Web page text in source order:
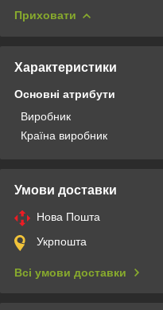
Приховати
Характеристики
Основні атрибути
Виробник
Країна виробник
Умови доставки
Нова Пошта
Укрпошта
Всі умови доставки